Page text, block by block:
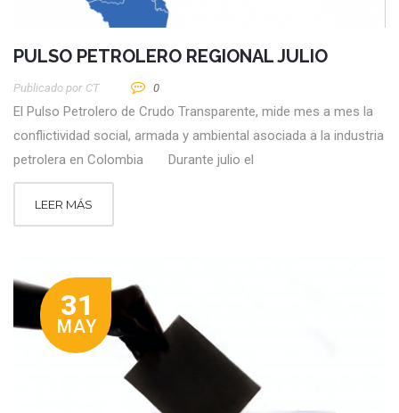
PULSO PETROLERO REGIONAL JULIO
Publicado por CT 0
El Pulso Petrolero de Crudo Transparente, mide mes a mes la
conflictividad social, armada y ambiental asociada a la industria
petrolera en Colombia Durante julio el
LEER MÁS
31
MAY